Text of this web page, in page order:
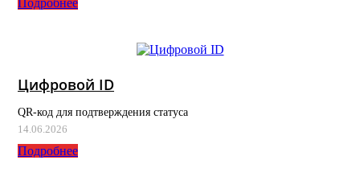
Подробнее
Цифровой ID
QR-код для подтверждения статуса
14.06.2026
Подробнее